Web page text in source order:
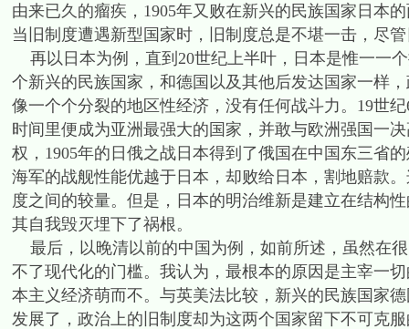
由来已久的瘤疾，1905年又败在新兴的民族国家日本
当旧制度遭遇新型国家时，旧制度总是不堪一击，尽
再以日本为例，直到20世纪上半叶，日本是惟一一
个新兴的民族国家，和德国以及其他后发达国家一样
像一个个分裂的地区性经济，没有任何战斗力。19世
时间里便成为亚洲最强大的国家，并敢与欧洲强国一
权，1905年的日俄之战日本得到了俄国在中国东三省
海军的战舰性能优越于日本，却败给日本，割地赔款
度之间的较量。但是，日本的明治维新是建立在结构
其自我毁灭埋下了祸根。
最后，以晚清以前的中国为例，如前所述，虽然在
不了现代化的门槛。我认为，最根本的原因是主宰一
本主义经济萌而不。与英美法比较，新兴的民族国家
发展了，政治上的旧制度却为这两个国家留下不可克